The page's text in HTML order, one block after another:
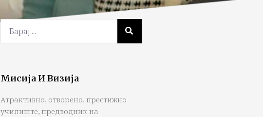
Мисија И Визија
Атрактивно, отворено, престижно
училиште, предводник на